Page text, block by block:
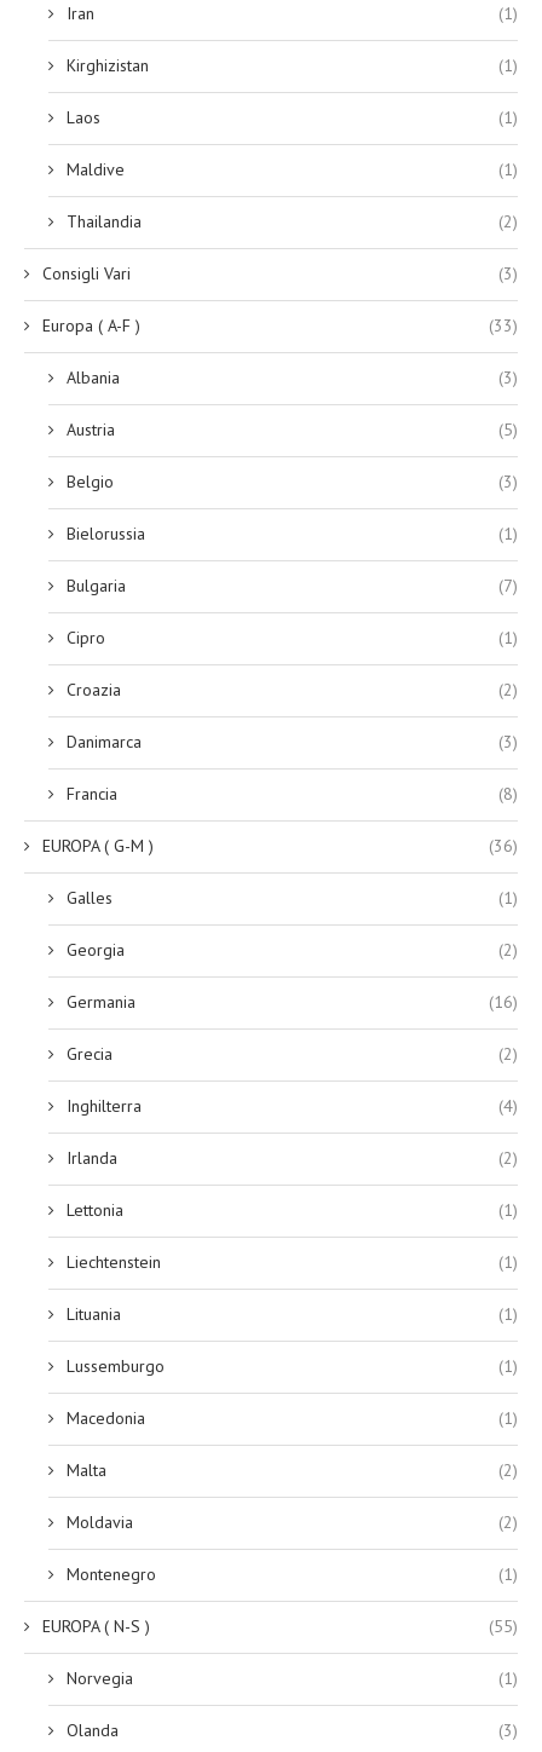
Iran (1)
Kirghizistan (1)
Laos (1)
Maldive (1)
Thailandia (2)
Consigli Vari (3)
Europa ( A-F ) (33)
Albania (3)
Austria (5)
Belgio (3)
Bielorussia (1)
Bulgaria (7)
Cipro (1)
Croazia (2)
Danimarca (3)
Francia (8)
EUROPA ( G-M ) (36)
Galles (1)
Georgia (2)
Germania (16)
Grecia (2)
Inghilterra (4)
Irlanda (2)
Lettonia (1)
Liechtenstein (1)
Lituania (1)
Lussemburgo (1)
Macedonia (1)
Malta (2)
Moldavia (2)
Montenegro (1)
EUROPA ( N-S ) (55)
Norvegia (1)
Olanda (3)